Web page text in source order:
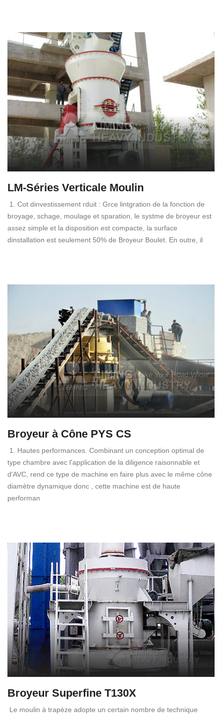
LM-Séries Verticale Moulin
1. Cot dinvestissement rduit : Grce lintgration de la fonction de
broyage, schage, moulage et sparation, le systme de broyeur est
assez simple et la disposition est compacte, la surface
dinstallation est seulement 50% de Broyeur Boulet. En outre, il
Broyeur à Cône PYS CS
1. Hautes performances. Combinant un conception optimal de
type chambre avec l'application de la diligence raisonnable et
d'AVC, rend ce type de machine en faire plus avec le même cône
diamètre dynamique donc , cette machine est de haute
performan
Broyeur Superfine T130X
Le moulin à trapèze adopte un certain nombre de technique